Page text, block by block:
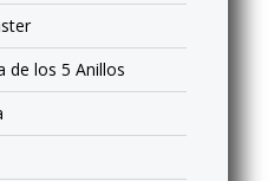
de los 5 Anillos